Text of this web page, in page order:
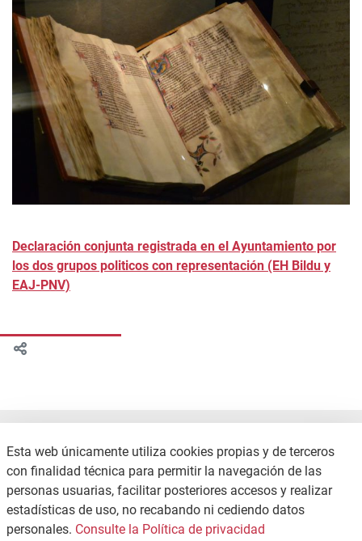
Declaración conjunta registrada en el Ayuntamiento por
los dos grupos politicos con representación (EH Bildu y
EAJ-PNV)
CONTACTO
POLÍTICA DE PRIVACIDAD
Esta web únicamente utiliza cookies propias y de terceros
con finalidad técnica para permitir la navegación de las
personas usuarias, facilitar posteriores accesos y realizar
estadísticas de uso, no recabando ni cediendo datos
personales. Consulte la Política de privacidad